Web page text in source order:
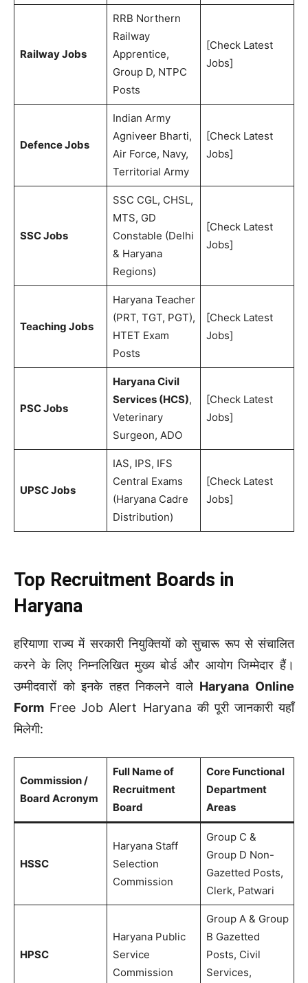
Railway Jobs
RRB Northern
Railway
Apprentice,
Group D, NTPC
Posts
[Check Latest
Jobs]
Defence Jobs
Indian Army
Agniveer Bharti,
Air Force, Navy,
Territorial Army
[Check Latest
Jobs]
SSC Jobs
SSC CGL, CHSL,
MTS, GD
Constable (Delhi
& Haryana
Regions)
[Check Latest
Jobs]
Teaching Jobs
Haryana Teacher
(PRT, TGT, PGT),
HTET Exam
Posts
[Check Latest
Jobs]
PSC Jobs
Haryana Civil
Services (HCS),
Veterinary
Surgeon, ADO
[Check Latest
Jobs]
UPSC Jobs
IAS, IPS, IFS
Central Exams
(Haryana Cadre
Distribution)
[Check Latest
Jobs]
Top Recruitment Boards in
Haryana
हरियाणा राज्य में सरकारी नियुक्तियों को सुचारू रूप से संचालित
करने के लिए निम्नलिखित मुख्य बोर्ड और आयोग जिम्मेदार हैं।
उम्मीदवारों को इनके तहत निकलने वाले Haryana Online
Form Free Job Alert Haryana की पूरी जानकारी यहाँ
मिलेगी:
Commission /
Board Acronym
Full Name of
Recruitment
Board
Core Functional
Department
Areas
HSSC
Haryana Staff
Selection
Commission
Group C &
Group D Non-
Gazetted Posts,
Clerk, Patwari
HPSC
Haryana Public
Service
Commission
Group A & Group
B Gazetted
Posts, Civil
Services,